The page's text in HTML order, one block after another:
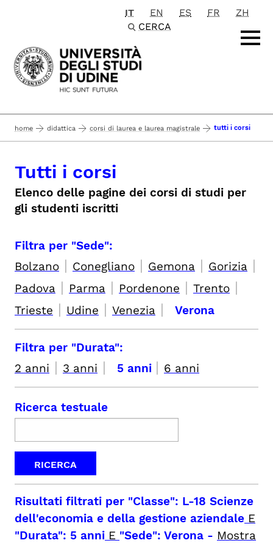
Passa al contenuto principale
IT EN ES FR
ZH
CERCA
home didattica corsi di laurea e laurea magistrale tutti i corsi
Tutti i corsi
Elenco delle pagine dei corsi di studi per
gli studenti iscritti
Filtra per "Sede":
Bolzano | Conegliano | Gemona | Gorizia |
Padova | Parma | Pordenone | Trento |
Trieste | Udine | Venezia | Verona
Filtra per "Durata":
2 anni | 3 anni | 5 anni | 6 anni
Ricerca testuale
Risultati filtrati per "Classe": L-18 Scienze
dell'economia e della gestione aziendale E
"Durata": 5 anni E "Sede": Verona - Mostra